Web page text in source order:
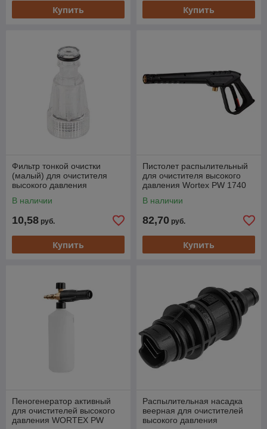
Купить Купить
Фильтр тонкой очистки
(малый) для очистителя
высокого давления
В наличии
10,58 руб.
Купить
Пистолет распылительный
для очистителя высокого
давления Wortex PW 1740
В наличии
82,70 руб.
Купить
Пеногенератор активный
для очистителей высокого
давления WORTEX PW
Распылительная насадка
веерная для очистителей
высокого давления